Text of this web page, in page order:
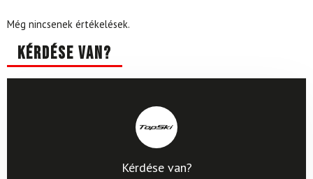
Még nincsenek értékelések.
Kérdése van?
Kérdése van?